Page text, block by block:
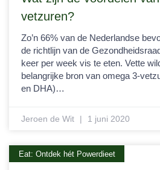
vetzuren?
Zo’n 66% van de Nederlandse
de richtlijn van de
keer per week vis te eten. Vette
belangrijke bron van omega 3-
en DHA)…
Jeroen de Wit 1 juni 2020
Eat: Ontdek hét Powerdieet